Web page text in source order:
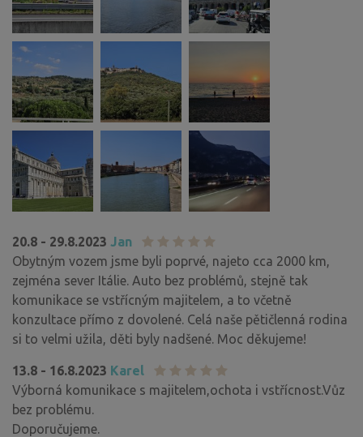
20.8 - 29.8.2023 Jan
Obytným vozem jsme byli poprvé, najeto cca 2000 km,
zejména sever Itálie. Auto bez problémů, stejně tak
komunikace se vstřícným majitelem, a to včetně
konzultace přímo z dovolené. Celá naše pětičlenná rodina
si to velmi užila, děti byly nadšené. Moc děkujeme!
13.8 - 16.8.2023 Karel
Výborná komunikace s majitelem,ochota i vstřícnost.Vůz
bez problému.
Doporučujeme.